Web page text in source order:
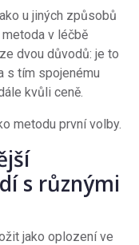
u jiných způsobů
v léčbě
dvou důvodů: je to
s tím spojenému
kvůli ceně.
metodu první volby.
s různými
jako oplození ve